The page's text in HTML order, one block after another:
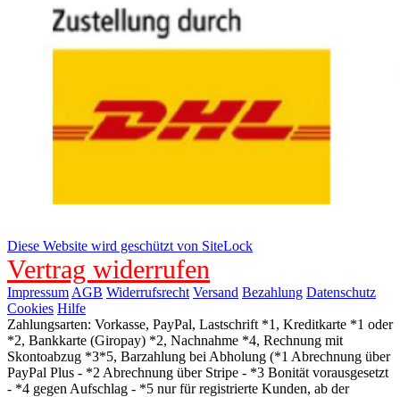
Diese Website wird geschützt von SiteLock
Vertrag widerrufen
Impressum AGB Widerrufsrecht Versand Bezahlung Datenschutz
Cookies Hilfe
Zahlungsarten: Vorkasse, PayPal, Lastschrift *1, Kreditkarte *1 oder
*2, Bankkarte (Giropay) *2, Nachnahme *4, Rechnung mit
Skontoabzug *3*5, Barzahlung bei Abholung (*1 Abrechnung über
PayPal Plus - *2 Abrechnung über Stripe - *3 Bonität vorausgesetzt
- *4 gegen Aufschlag - *5 nur für registrierte Kunden, ab der